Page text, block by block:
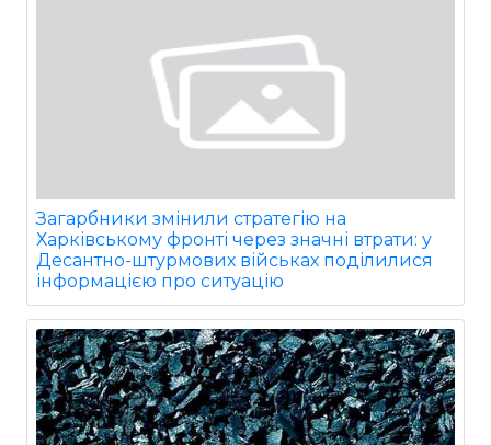
Загарбники змінили стратегію на
Харківському фронті через значні втрати: у
Десантно-штурмових військах поділилися
інформацією про ситуацію